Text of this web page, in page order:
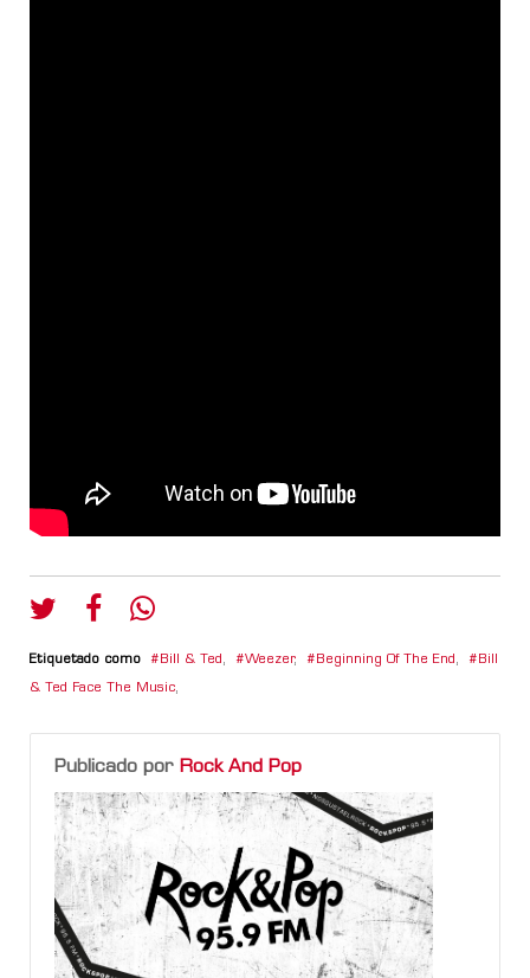
Etiquetado como Bill & Ted, Weezer, Beginning Of The End, Bill
& Ted Face The Music,
Publicado por Rock And Pop